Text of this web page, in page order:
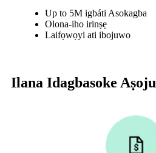
Up to 5M igbáti Asokagba
Olona-iho irinṣẹ
Laifọwọyi ati ibojuwo
Ilana Idagbasoke Aṣoju